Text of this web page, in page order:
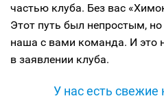
частью клуба. Без вас
Этот путь был непростым,
наша с вами команда. И это
в заявлении клуба.
У нас есть свежие